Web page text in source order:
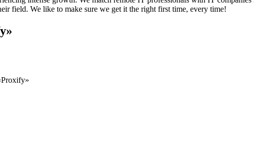
field. We like to make sure we get it the right first time, every time!